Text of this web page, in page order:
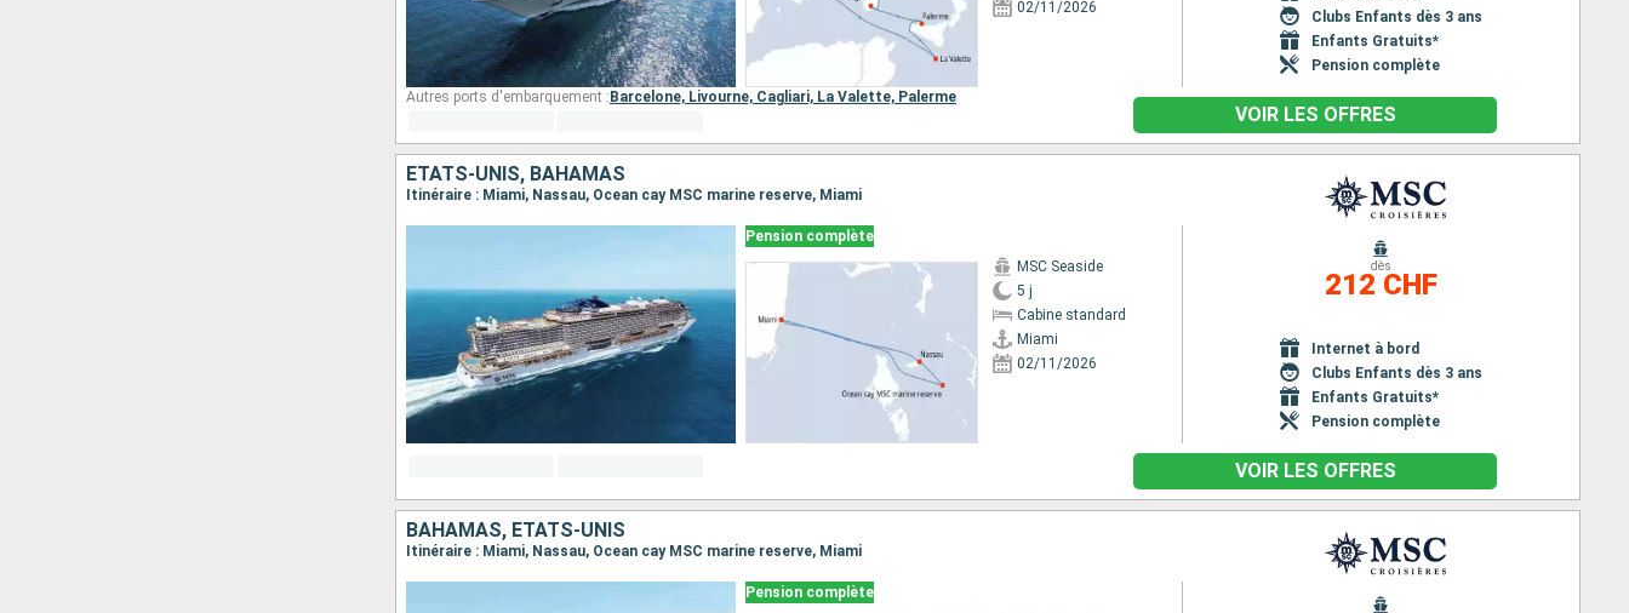
02/11/2026
Clubs Enfants dès 3 ans
Enfants Gratuits*
Pension complète
Autres ports d'embarquement : Barcelone, Livourne, Cagliari, La Valette, Palerme
VOIR LES OFFRES
ÉTATS-UNIS, BAHAMAS
Itinéraire : Miami, Nassau, Ocean cay MSC marine reserve, Miami
Pension complète
MSC Seaside
5 j
Cabine standard
Miami
02/11/2026
dès
212 CHF
Internet à bord
Clubs Enfants dès 3 ans
Enfants Gratuits*
Pension complète
VOIR LES OFFRES
BAHAMAS, ÉTATS-UNIS
Itinéraire : Miami, Nassau, Ocean cay MSC marine reserve, Miami
Pension complète